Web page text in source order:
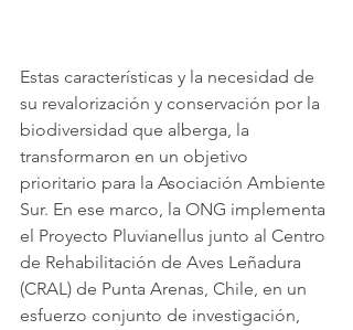
Estas características y la necesidad de
su revalorización y conservación por la
biodiversidad que alberga, la
transformaron en un objetivo
prioritario para la Asociación Ambiente
Sur. En ese marco, la ONG implementa
el Proyecto Pluvianellus junto al Centro
de Rehabilitación de Aves Leñadura
(CRAL) de Punta Arenas, Chile, en un
esfuerzo conjunto de investigación,